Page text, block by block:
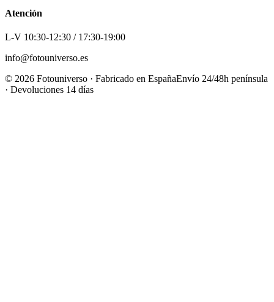
Atención
L-V 10:30-12:30 / 17:30-19:00
info@fotouniverso.es
© 2026 Fotouniverso · Fabricado en EspañaEnvío 24/48h península
· Devoluciones 14 días